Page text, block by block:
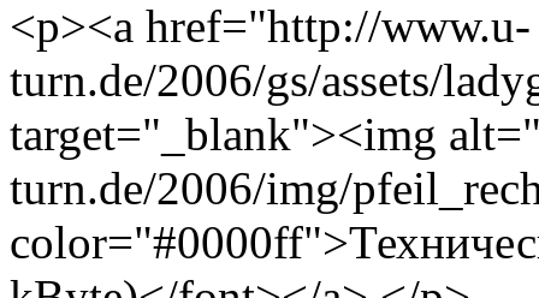
<p><a href="http://www.u-
turn.de/2006/gs/assets/
target="_blank"><img
turn.de/2006/img/